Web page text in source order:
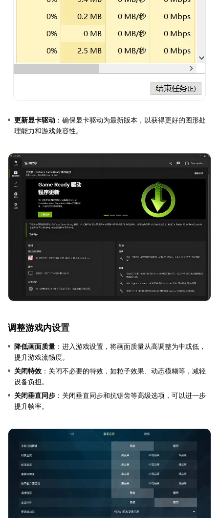
更新显卡驱动 ：确保显卡驱动为最新版本，以获得更好的图形处
理能力和游戏兼容性。
调整游戏内设置
降低画面质量 ：进入游戏设置，将画面质量从高调整为中或低，
提升游戏流畅度。
关闭特效 ：关闭不必要的特效，如粒子效果、动态模糊等，减轻
设备负担。
关闭垂直同步 ：关闭垂直同步和抗锯齿等高级选项，可以进一步
提升帧率。